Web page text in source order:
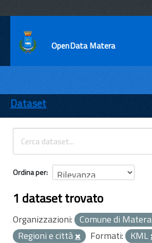
OpenData Matera
ENTI
TEMI
INFORMAZIONI
Dataset
Ordina per
1 dataset trovato
Organizzazioni: Comune di Matera
Regioni e città
Formati: KML